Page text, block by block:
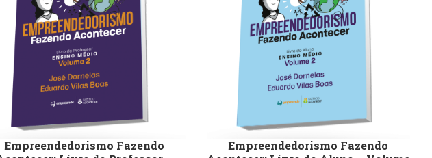
Empreendedorismo Fazendo
Empreendedorismo Fazendo